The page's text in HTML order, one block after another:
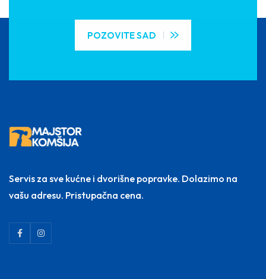
POZOVITE SAD
Servis za sve kućne i dvorišne popravke. Dolazimo na
vašu adresu. Pristupačna cena.